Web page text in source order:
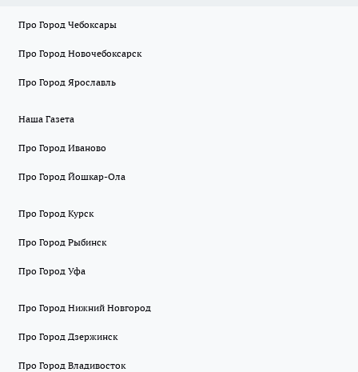
Про Город Чебоксары
Про Город Новочебоксарск
Про Город Ярославль
Наша Газета
Про Город Иваново
Про Город Йошкар-Ола
Про Город Курск
Про Город Рыбинск
Про Город Уфа
Про Город Нижний Новгород
Про Город Дзержинск
Про Город Владивосток